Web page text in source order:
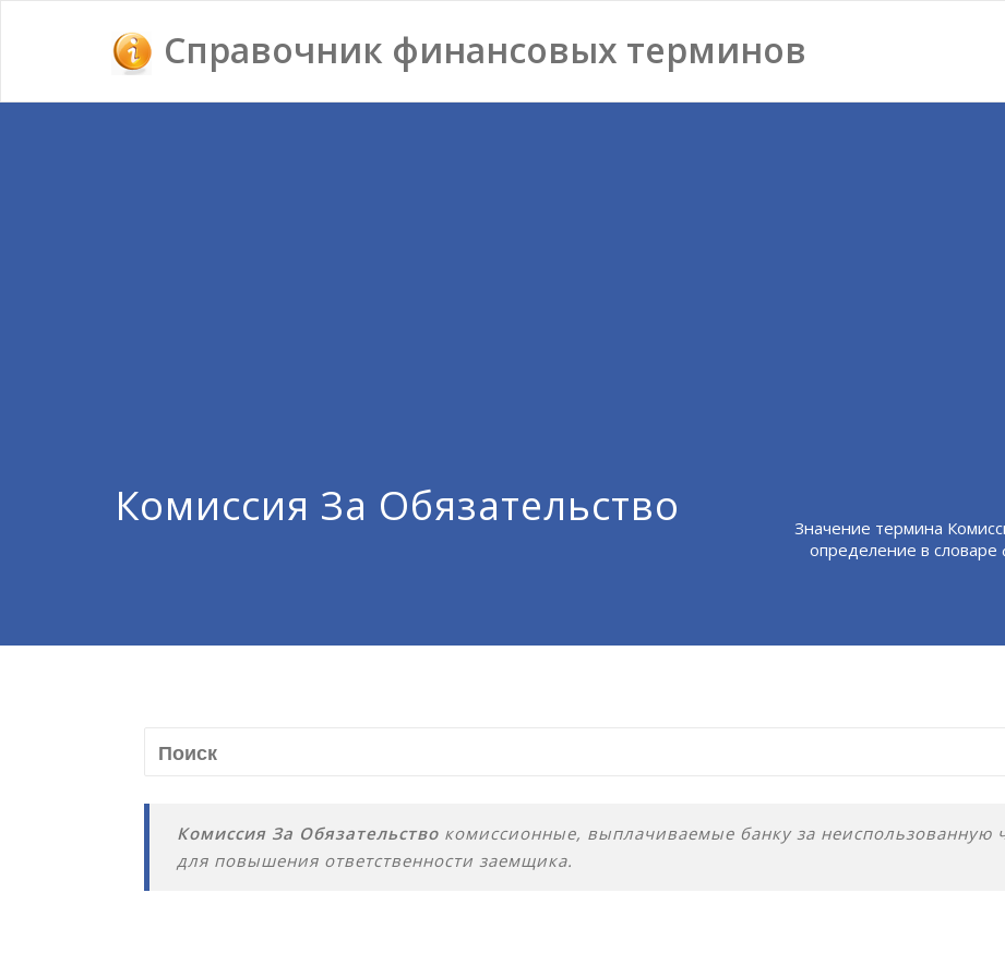
Справочник финансовых терминов
Комиссия За Обязательство
Значение термина
определение в
Комиссия За Обязательствокомиссионные, выплачиваемые банку за неиспользованную
для повышения ответственности заемщика.